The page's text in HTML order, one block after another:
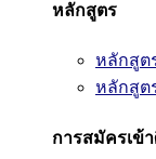
หลักสูตร
หลักสูต
หลักสูต
การสมัครเข้